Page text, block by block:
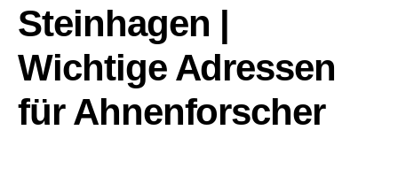
Steinhagen |
Wichtige Adressen
für Ahnenforscher